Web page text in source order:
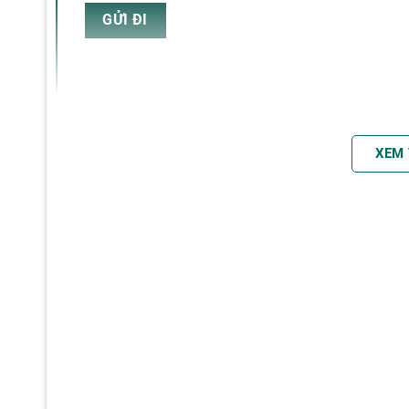
Bột DPD clo miễn phí (10 cái)
Tổng bột DPD (10 cái)
XEM